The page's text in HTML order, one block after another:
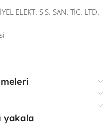
ELEKT. SİS. SAN. TİC. LTD.
yakala